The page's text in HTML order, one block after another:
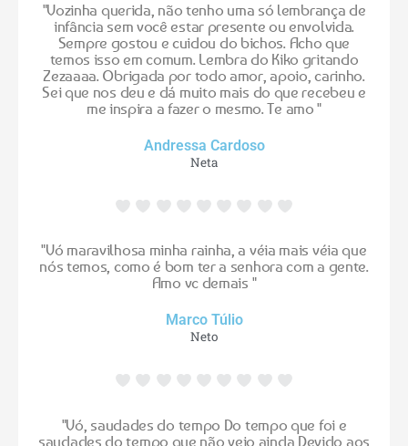
"Vozinha querida, não tenho uma só lembrança de
infância sem você estar presente ou envolvida.
Sempre gostou e cuidou do bichos. Acho que
temos isso em comum. Lembra do Kiko gritando
Zezaaaa. Obrigada por todo amor, apoio, carinho.
Sei que nos deu e dá muito mais do que recebeu e
me inspira a fazer o mesmo. Te amo "
Andressa Cardoso
Neta
"Vó maravilhosa minha rainha, a véia mais véia que
nós temos, como é bom ter a senhora com a gente.
Amo vc demais "
Marco Túlio
Neto
"Vó, saudades do tempo Do tempo que foi e
saudades do tempo que não veio ainda Devido aos